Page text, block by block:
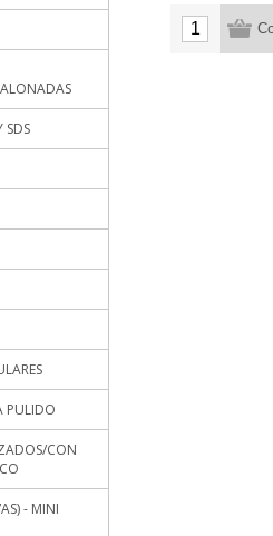
SDS
PULIDO
CON
- MINI